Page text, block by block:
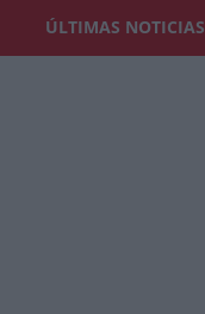
ÚLTIMAS NOTICIAS